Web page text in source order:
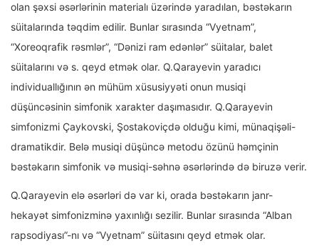
olan şəxsi əsərlərinin materialı üzərində yaradılan, bəstəkarın
süitalarında təqdim edilir. Bunlar sırasında “Vyetnam”,
“Xoreoqrafik rəsmlər”, “Dənizi ram edənlər” süitalar, balet
süitalarını və s. qeyd etmək olar. Q.Qarayevin yaradıcı
individuallığının ən mühüm xüsusiyyəti onun musiqi
düşüncəsinin simfonik xarakter daşımasıdır. Q.Qarayevin
simfonizmi Çaykovski, Şostakoviçdə olduğu kimi, münaqişəli-
dramatikdir. Belə musiqi düşüncə metodu özünü həmçinin
bəstəkarın simfonik və musiqi-səhnə əsərlərində də biruzə verir.
Q.Qarayevin elə əsərləri də var ki, orada bəstəkarın janr-
hekayət simfonizminə yaxınlığı sezilir. Bunlar sırasında “Alban
rapsodiyası”-nı və “Vyetnam” süitasını qeyd etmək olar.